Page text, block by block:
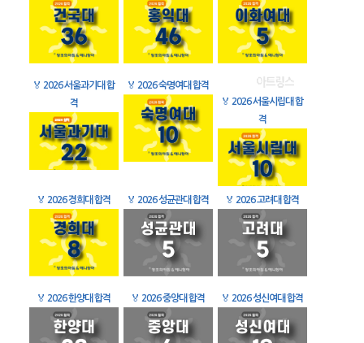
🏅 2026 서울과기대 합
격
🏅 2026 숙명여대 합격
🏅 2026 서울시립대 합
격
🏅 2026 경희대 합격 🏅 2026 성균관대 합격 🏅 2026 고려대 합격
🏅 2026 한양대 합격 🏅 2026 중앙대 합격 🏅 2026 성신여대 합격